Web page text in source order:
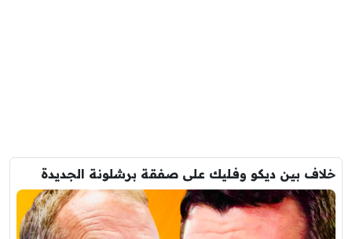
خلاف بين ديكو وفليك على صفقة برشلونة الجديدة